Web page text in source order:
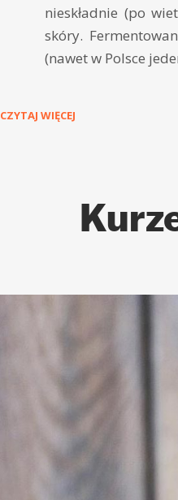
nieskładnie (po
skóry.
(nawet w Polsce
CZYTAJ WIĘCEJ